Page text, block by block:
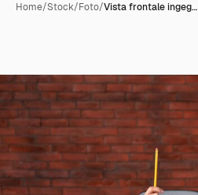
Home/Stock/Foto/Vista frontale ingeg…